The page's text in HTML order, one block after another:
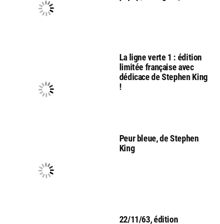
La ligne verte 1 : édition
limitée française avec
dédicace de Stephen King
!
Peur bleue, de Stephen
King
22/11/63, édition